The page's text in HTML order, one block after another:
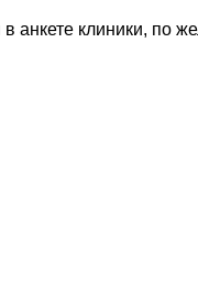
анкете клиники, по